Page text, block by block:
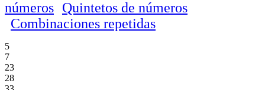
números Quintetos de números
Combinaciones repetidas
5
7
23
28